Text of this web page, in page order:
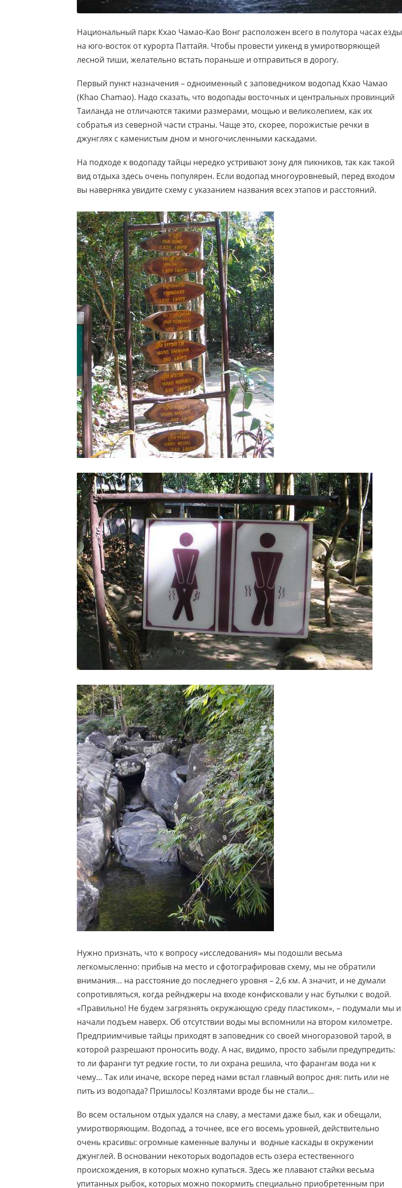
Национальный парк Кхао Чамао-Као Вонг расположен всего в полутора часах езды
на юго-восток от курорта Паттайя. Чтобы провести уикенд в умиротворяющей
лесной тиши, желательно встать пораньше и отправиться в дорогу.
Первый пункт назначения – одноименный с заповедником водопад Кхао Чамао
(Khao Chamao). Надо сказать, что водопады восточных и центральных провинций
Таиланда не отличаются такими размерами, мощью и великолепием, как их
собратья из северной части страны. Чаще это, скорее, порожистые речки в
джунглях с каменистым дном и многочисленными каскадами.
На подходе к водопаду тайцы нередко устривают зону для пикников, так как такой
вид отдыха здесь очень популярен. Если водопад многоуровневый, перед входом
вы наверняка увидите схему с указанием названия всех этапов и расстояний.
Нужно признать, что к вопросу «исследования» мы подошли весьма
легкомысленно: прибыв на место и сфотографировав схему, мы не обратили
внимания… на расстояние до последнего уровня – 2,6 км. А значит, и не думали
сопротивляться, когда рейнджеры на входе конфисковали у нас бутылки с водой.
«Правильно! Не будем загрязнять окружающую среду пластиком», – подумали мы и
начали подъем наверх. Об отсутствии воды мы вспомнили на втором километре.
Предприимчивые тайцы приходят в заповедник со своей многоразовой тарой, в
которой разрешают проносить воду. А нас, видимо, просто забыли предупредить:
то ли фаранги тут редкие гости, то ли охрана решила, что фарангам вода ни к
чему… Так или иначе, вскоре перед нами встал главный вопрос дня: пить или не
пить из водопада? Пришлось! Козлятами вроде бы не стали…
Во всем остальном отдых удался на славу, а местами даже был, как и обещали,
умиротворяющим. Водопад, а точнее, все его восемь уровней, действительно
очень красивы: огромные каменные валуны и водные каскады в окружении
джунглей. В основании некоторых водопадов есть озера естественного
происхождения, в которых можно купаться. Здесь же плавают стайки весьма
упитанных рыбок, которых можно покормить специально приобретенным при